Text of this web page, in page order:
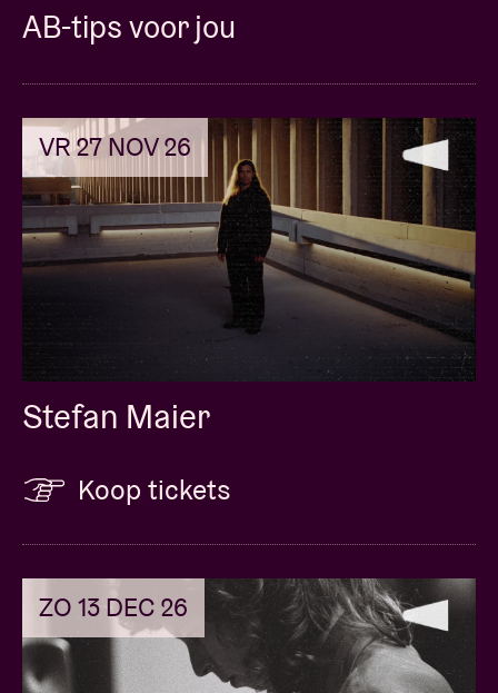
AB-tips voor jou
VR 27 NOV 26
Stefan Maier
Koop tickets
ZO 13 DEC 26